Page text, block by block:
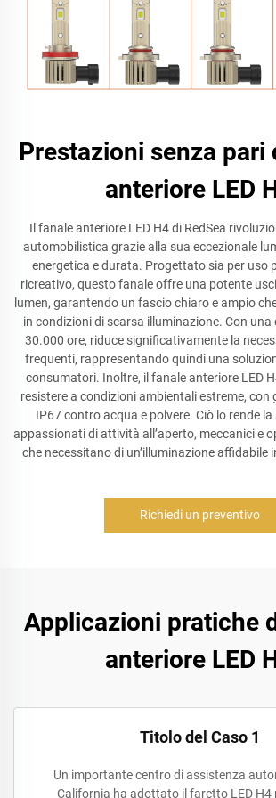
Prestazioni senza pari
anteriore LED
Il fanale anteriore LED H4 di RedSea
automobilistica grazie alla sua eccezionale
energetica e durata. Progettato sia per uso
ricreativo, questo fanale offre una potente
lumen, garantendo un fascio chiaro e ampio
in condizioni di scarsa illuminazione. Con
30.000 ore, riduce significativamente la
frequenti, rappresentando quindi una
consumatori. Inoltre, il fanale anteriore LED
resistere a condizioni ambientali estreme, con
IP67 contro acqua e polvere. Ciò lo rende
appassionati di attività all’aperto, meccanici e
che necessitano di un’illuminazione affidabile
Richiedi un preventivo
Applicazioni pratiche
anteriore LED
Titolo del Caso 1
Un importante centro di assistenza
California ha adottato il faretto LED H4